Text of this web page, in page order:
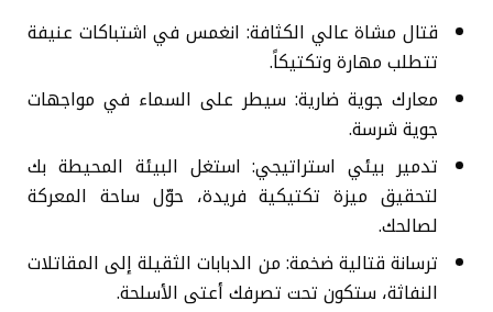
قتال مشاة عالي الكثافة: انغمس في اشتباكات عنيفة
تتطلب مهارة وتكتيكاً.
معارك جوية ضارية: سيطر على السماء في مواجهات
جوية شرسة.
تدمير بيئي استراتيجي: استغل البيئة المحيطة بك
لتحقيق ميزة تكتيكية فريدة، حوّل ساحة المعركة
لصالحك.
ترسانة قتالية ضخمة: من الدبابات الثقيلة إلى المقاتلات
النفاثة، ستكون تحت تصرفك أعتى الأسلحة.